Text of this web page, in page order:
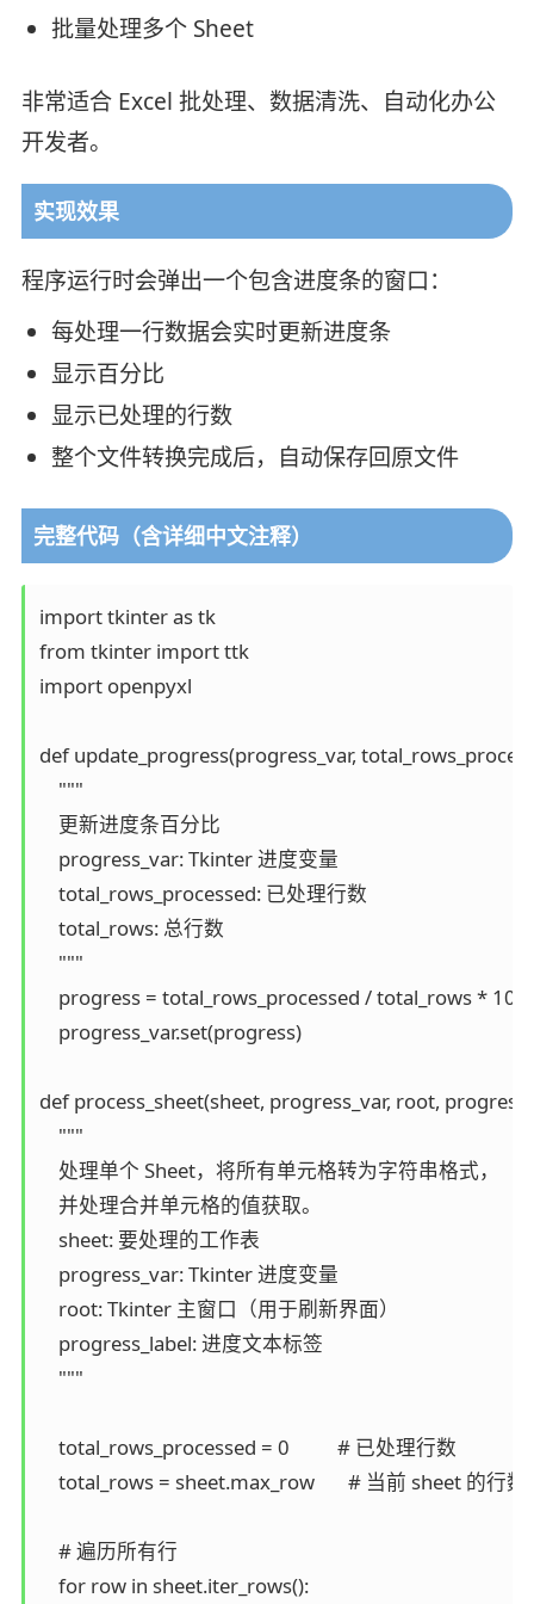
批量处理多个 Sheet
非常适合 Excel 批处理、数据清洗、自动化办公
开发者。
实现效果
程序运行时会弹出一个包含进度条的窗口：
每处理一行数据会实时更新进度条
显示百分比
显示已处理的行数
整个文件转换完成后，自动保存回原文件
完整代码（含详细中文注释）
import tkinter as tk
from tkinter import ttk
import openpyxl
def update_progress(progress_var,
    """
    更新进度条百分比
    progress_var: Tkinter 进度变量
    total_rows_processed: 已处理行数
    total_rows: 总行数
    """
    progress = total_rows_processed / total_rows * 100
    progress_var.set(progress)
def process_sheet(sheet, progress_var, root,
    """
    处理单个 Sheet，将所有单元格转为字符串格式，
    并处理合并单元格的值获取。
    sheet: 要处理的工作表
    progress_var: Tkinter 进度变量
    root: Tkinter 主窗口（用于刷新界面）
    progress_label: 进度文本标签
    """
    total_rows_processed = 0          # 已处理行数
    total_rows = sheet.max_row       # 当前 sheet 的行数
    # 遍历所有行
    for row in sheet.iter_rows():